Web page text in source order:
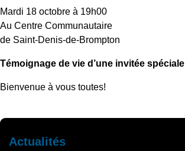
Mardi 18 octobre à 19h00
Au Centre Communautaire
de Saint-Denis-de-Brompton
Témoignage de vie d’une invitée spéciale
Bienvenue à vous toutes!
Actualités